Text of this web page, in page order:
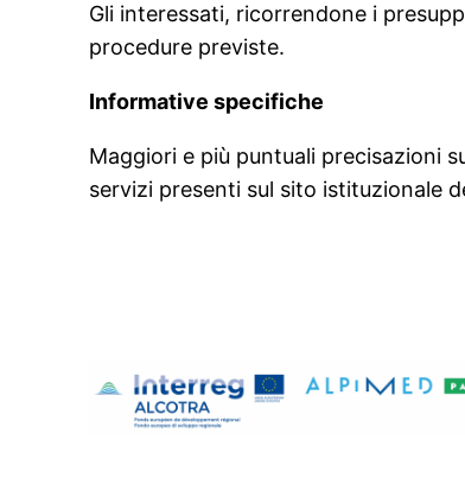
Gli interessati, ricorrendone i
procedure previste.
Informative specifiche
Maggiori e più puntuali precisazioni
servizi presenti sul sito istituzionale